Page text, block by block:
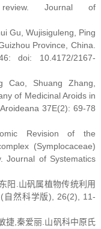
Journal of
Gu, Wujisiguleng, Ping
Province, China.
doi: 10.4172/2167-
Cao, Shuang Zhang,
of Medicinal Aroids in
37E(2): 69-78
Revision of the
(Symplocaceae)
Journal of Systematics
阳.山矾属植物传统利用
然科学版), 26(2), 11-
捷,秦爱丽.山矾科中原氏